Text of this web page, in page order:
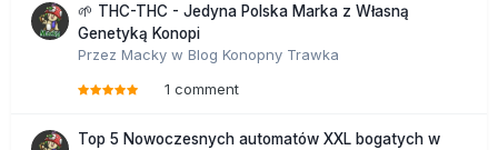
🌱 THC-THC - Jedyna Polska Marka z Własną
Genetyką Konopi
Przez Macky w Blog Konopny Trawka
1 comment
Top 5 Nowoczesnych automatów XXL bogatych w